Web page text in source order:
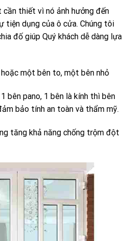
cần thiết vì nó ảnh hưởng đến
tiện dụng của ô cửa. Chúng tôi
đố giúp Quý khách dễ dàng lựa
một bên to, một bên nhỏ
bên pano, 1 bên là kính thì bên
bảo tính an toàn và thẩm mỹ.
tăng khả năng chống trộm đột